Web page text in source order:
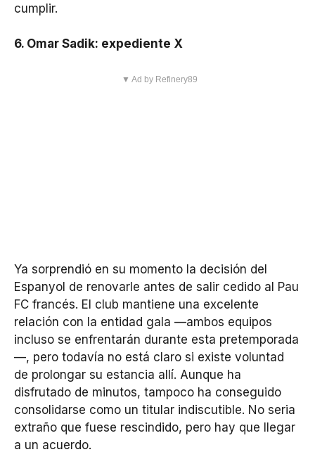
cumplir.
6. Omar Sadik: expediente X
▼ Ad by Refinery89
Ya sorprendió en su momento la decisión del
Espanyol de renovarle antes de salir cedido al Pau
FC francés. El club mantiene una excelente
relación con la entidad gala —ambos equipos
incluso se enfrentarán durante esta pretemporada
—, pero todavía no está claro si existe voluntad
de prolongar su estancia allí. Aunque ha
disfrutado de minutos, tampoco ha conseguido
consolidarse como un titular indiscutible. No seria
extraño que fuese rescindido, pero hay que llegar
a un acuerdo.